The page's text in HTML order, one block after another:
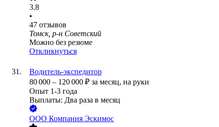
3.8
•
47 отзывов
Томск, р-н Советский
Можно без резюме
Откликнуться
Водитель-экспедитор
80 000 – 120 000 ₽ за месяц, на руки
Опыт 1-3 года
Выплаты: Два раза в месяц
ООО Компания Эскимос